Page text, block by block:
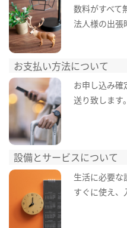
数料がすべて
法人様の出張
お支払い方法について
お申し込み確
送り致します。
設備とサービスについて
生活に必要な
すぐに使え、